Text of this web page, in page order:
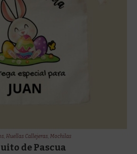
, Huellas Callejeras, Mochilas
de Pascua